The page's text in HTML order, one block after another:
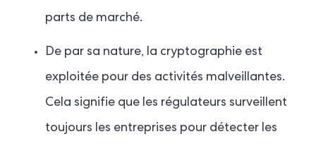
parts de marché.
De par sa nature, la cryptographie est
exploitée pour des activités malveillantes.
Cela signifie que les régulateurs surveillent
toujours les entreprises pour détecter les